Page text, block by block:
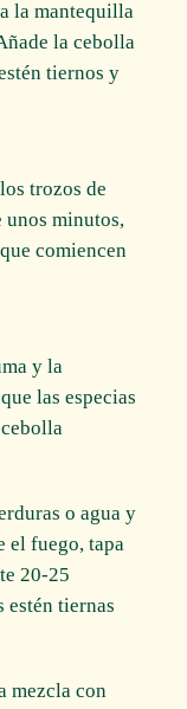
la mantequilla
la cebolla
tiernos y
trozos de
unos minutos,
comiencen
y la
las especias
o agua y
el fuego, tapa
20-25
tiernas.
mezcla con